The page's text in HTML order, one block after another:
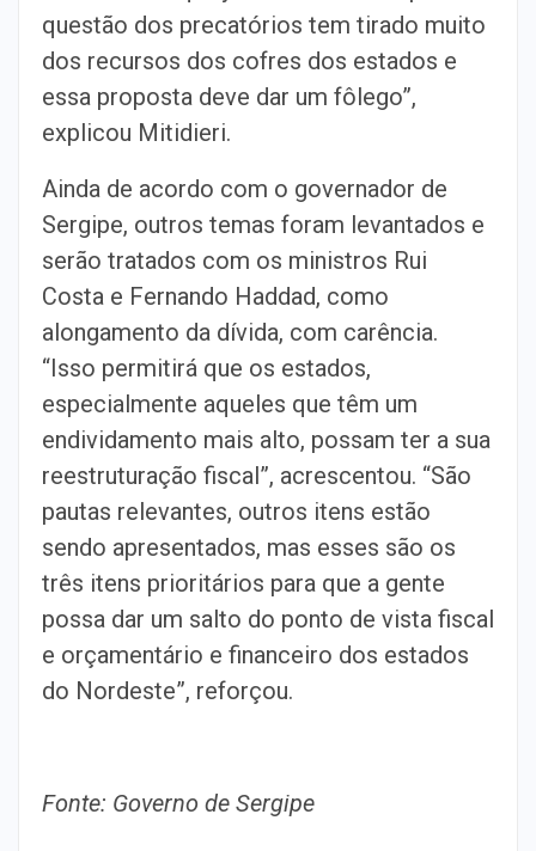
questão dos precatórios tem tirado muito
dos recursos dos cofres dos estados e
essa proposta deve dar um fôlego”,
explicou Mitidieri.
Ainda de acordo com o governador de
Sergipe, outros temas foram levantados e
serão tratados com os ministros Rui
Costa e Fernando Haddad, como
alongamento da dívida, com carência.
“Isso permitirá que os estados,
especialmente aqueles que têm um
endividamento mais alto, possam ter a sua
reestruturação fiscal”, acrescentou. “São
pautas relevantes, outros itens estão
sendo apresentados, mas esses são os
três itens prioritários para que a gente
possa dar um salto do ponto de vista fiscal
e orçamentário e financeiro dos estados
do Nordeste”, reforçou.
Fonte: Governo de Sergipe